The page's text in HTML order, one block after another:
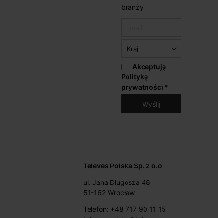
branży
Akceptuję
Politykę
prywatności *
Televes Polska Sp. z o.o.
ul. Jana Długosza 48
51-162 Wrocław
Telefon: +48 717 90 11 15